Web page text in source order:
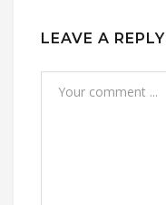
LEAVE A REPLY